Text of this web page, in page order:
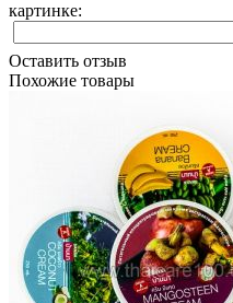
картинке:
Оставить отзыв
Похожие товары